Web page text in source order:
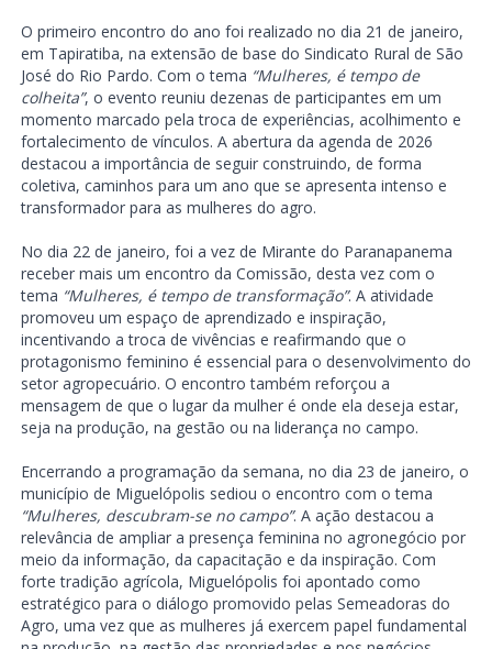
O primeiro encontro do ano foi realizado no dia 21 de janeiro,
em Tapiratiba, na extensão de base do Sindicato Rural de São
José do Rio Pardo. Com o tema “Mulheres, é tempo de
colheita”, o evento reuniu dezenas de participantes em um
momento marcado pela troca de experiências, acolhimento e
fortalecimento de vínculos. A abertura da agenda de 2026
destacou a importância de seguir construindo, de forma
coletiva, caminhos para um ano que se apresenta intenso e
transformador para as mulheres do agro.
No dia 22 de janeiro, foi a vez de Mirante do Paranapanema
receber mais um encontro da Comissão, desta vez com o
tema “Mulheres, é tempo de transformação”. A atividade
promoveu um espaço de aprendizado e inspiração,
incentivando a troca de vivências e reafirmando que o
protagonismo feminino é essencial para o desenvolvimento do
setor agropecuário. O encontro também reforçou a
mensagem de que o lugar da mulher é onde ela deseja estar,
seja na produção, na gestão ou na liderança no campo.
Encerrando a programação da semana, no dia 23 de janeiro, o
município de Miguelópolis sediou o encontro com o tema
“Mulheres, descubram-se no campo”. A ação destacou a
relevância de ampliar a presença feminina no agronegócio por
meio da informação, da capacitação e da inspiração. Com
forte tradição agrícola, Miguelópolis foi apontado como
estratégico para o diálogo promovido pelas Semeadoras do
Agro, uma vez que as mulheres já exercem papel fundamental